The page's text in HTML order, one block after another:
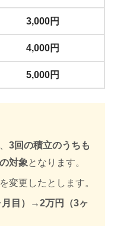
3,000円
4,000円
5,000円
3回の積立のうちも
対象となります。
変更したとします。
目）→2万円（3ヶ